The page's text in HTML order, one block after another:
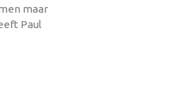
maar
Paul